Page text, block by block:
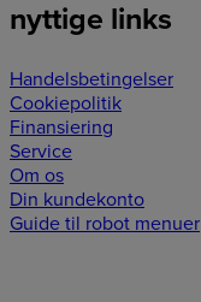
nyttige links
Handelsbetingelser
Cookiepolitik
Finansiering
Service
Om os
Din kundekonto
Guide til robot menuer